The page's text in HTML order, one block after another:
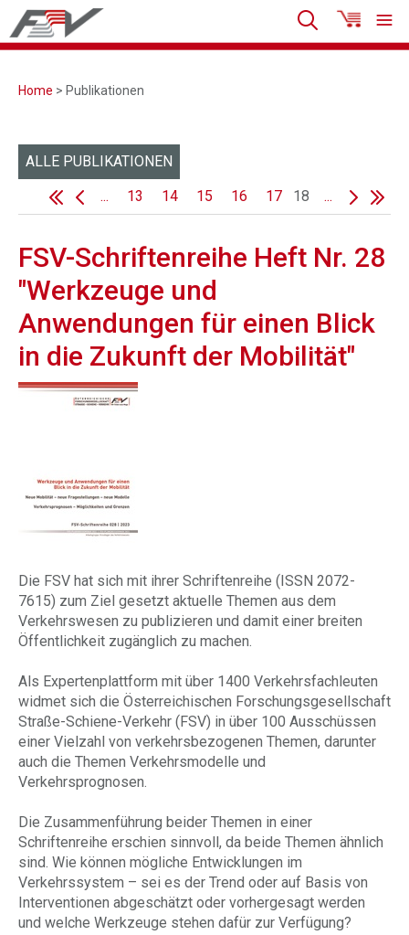
Home > Publikationen
ALLE PUBLIKATIONEN
...
13 14 15 16 17 18 ...
FSV-Schriftenreihe Heft Nr. 28
"Werkzeuge und
Anwendungen für einen Blick
in die Zukunft der Mobilität"
Die FSV hat sich mit ihrer Schriftenreihe (ISSN 2072-
7615) zum Ziel gesetzt aktuelle Themen aus dem
Verkehrswesen zu publizieren und damit einer breiten
Öffentlichkeit zugänglich zu machen.
Als Expertenplattform mit über 1400 Verkehrsfachleuten
widmet sich die Österreichischen Forschungsgesellschaft
Straße-Schiene-Verkehr (FSV) in über 100 Ausschüssen
einer Vielzahl von verkehrsbezogenen Themen, darunter
auch die Themen Verkehrsmodelle und
Verkehrsprognosen.
Die Zusammenführung beider Themen in einer
Schriftenreihe erschien sinnvoll, da beide Themen ähnlich
sind. Wie können mögliche Entwicklungen im
Verkehrssystem – sei es der Trend oder auf Basis von
Interventionen abgeschätzt oder vorhergesagt werden
und welche Werkzeuge stehen dafür zur Verfügung?